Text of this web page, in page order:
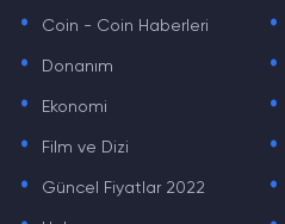
Coin - Coin Haberleri
. Donanım .
. Ekonomi .
. Film ve Dizi .
. Güncel Fiyatlar 2022 .
. .